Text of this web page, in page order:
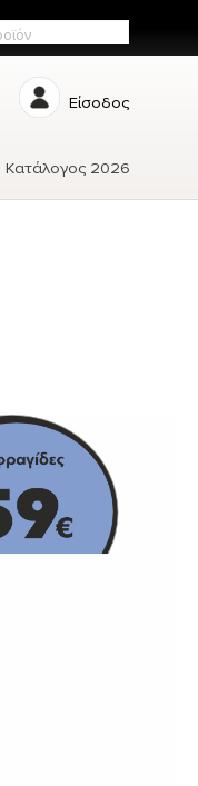
Κατάλογος 2026
Είσοδος